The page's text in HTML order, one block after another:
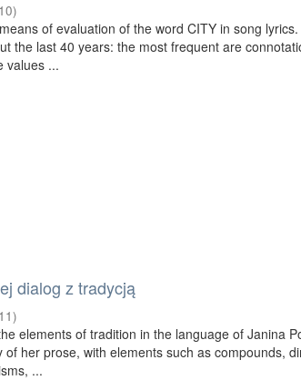
)
of evaluation of the word CITY in song
the last 40 years: the most frequent are
values ...
dialog z tradycją
)
elements of tradition in the language of Janina
of her prose, with elements such as compounds,
...